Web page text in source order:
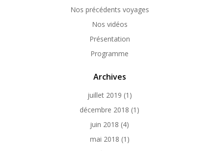
Nos précédents voyages
Nos vidéos
Présentation
Programme
Archives
juillet 2019 (1)
décembre 2018 (1)
juin 2018 (4)
mai 2018 (1)